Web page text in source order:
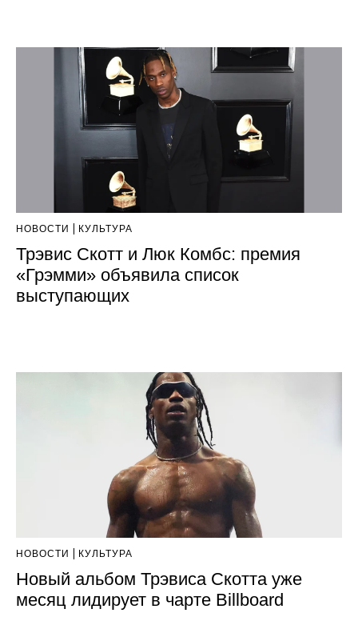
НОВОСТИ КУЛЬТУРА
Трэвис Скотт и Люк Комбс: премия
«Грэмми» объявила список
выступающих
НОВОСТИ КУЛЬТУРА
Новый альбом Трэвиса Скотта уже
месяц лидирует в чарте Billboard